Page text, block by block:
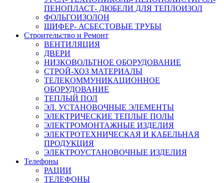
ПЕНОПЛАСТ- ДЮБЕЛИ ДЛЯ ТЕПЛОИЗОЛ
ФОЛЬГОИЗОЛОН
ШИФЕР- АСБЕСТОВЫЕ ТРУБЫ
Строительство и Ремонт
ВЕНТИЛЯЦИЯ
ДВЕРИ
НИЗКОВОЛЬТНОЕ ОБОРУДОВАНИЕ
СТРОЙ-ХОЗ МАТЕРИАЛЫ
ТЕЛЕКОММУНИКАЦИОННОЕ
ОБОРУДОВАНИЕ
ТЕПЛЫЙ ПОЛ
ЭЛ. УСТАНОВОЧНЫЕ ЭЛЕМЕНТЫ
ЭЛЕКТРИЧЕСКИЕ ТЕПЛЫЕ ПОЛЫ
ЭЛЕКТРОМОНТАЖНЫЕ ИЗДЕЛИЯ
ЭЛЕКТРОТЕХНИЧЕСКАЯ И КАБЕЛЬНАЯ
ПРОДУКЦИЯ
ЭЛЕКТРОУСТАНОВОЧНЫЕ ИЗДЕЛИЯ
Телефоны
РАЦИИ
ТЕЛЕФОНЫ